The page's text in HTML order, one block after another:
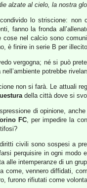
alzate al cielo, la nostra
lo striscione:
fanno la fronda
nel calcio sono
è finire in serie B per
vergogna; né si può
potrebbe
non si farà. Le attuali
della città dove si
di opinione,
FC, per impedire la
civili sono sospesi a
perquisire in ogni
alle intemperanze di un
vennero diffidati,
furono rifiutati come